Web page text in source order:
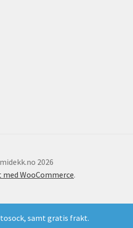
samt gratis frakt.
2026
med WooCommerce.